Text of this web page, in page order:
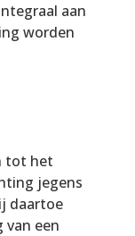
aan
worden
tot het
jegens
daartoe
van een